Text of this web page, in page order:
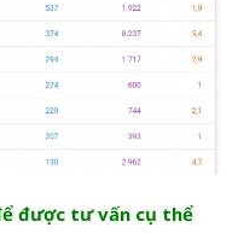
được tư vấn cụ thể